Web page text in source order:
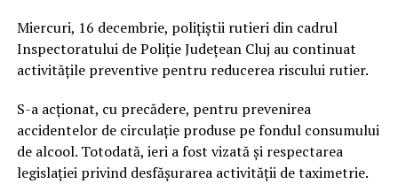
Miercuri, 16 decembrie, poliţiştii rutieri din cadrul
Inspectoratului de Poliţie Judeţean Cluj au continuat
activităţile preventive pentru reducerea riscului rutier.
S-a acţionat, cu precădere, pentru prevenirea
accidentelor de circulaţie produse pe fondul consumului
de alcool. Totodată, ieri a fost vizată şi respectarea
legislaţiei privind desfăşurarea activităţii de taximetrie.